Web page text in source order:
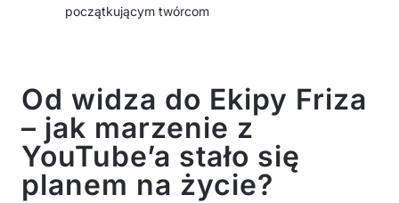
początkującym twórcom
Od widza do Ekipy Friza
– jak marzenie z
YouTube’a stało się
planem na życie?